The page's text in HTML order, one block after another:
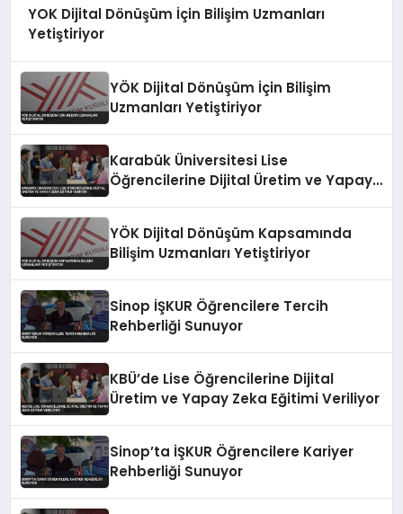
YOK Dijital Dönüşüm İçin Bilişim Uzmanları
Yetiştiriyor
YÖK Dijital Dönüşüm İçin Bilişim
Uzmanları Yetiştiriyor
Karabük Üniversitesi Lise
Öğrencilerine Dijital Üretim ve Yapay
YÖK Dijital Dönüşüm Kapsamında
Bilişim Uzmanları Yetiştiriyor
Sinop İŞKUR Öğrencilere Tercih
Rehberliği Sunuyor
KBÜ’de Lise Öğrencilerine Dijital
Üretim ve Yapay Zeka Eğitimi Veriliyor
Sinop’ta İŞKUR Öğrencilere Kariyer
Rehberliği Sunuyor